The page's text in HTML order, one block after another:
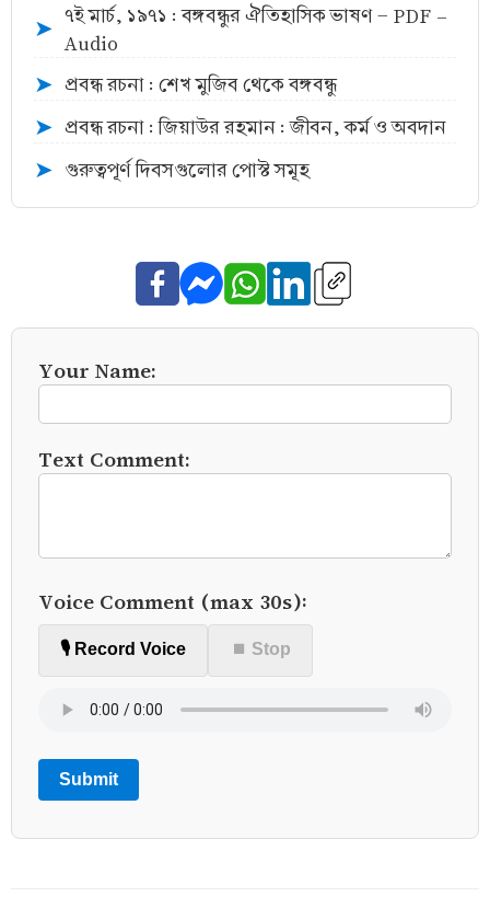
➤
৭ই মার্চ, ১৯৭১ : বঙ্গবন্ধুর ঐতিহাসিক ভাষণ - PDF -
Audio
➤ প্রবন্ধ রচনা : শেখ মুজিব থেকে বঙ্গবন্ধু
➤ প্রবন্ধ রচনা : জিয়াউর রহমান : জীবন, কর্ম ও অবদান
➤ গুরুত্বপূর্ণ দিবসগুলোর পোস্ট সমূহ
Your Name:
Text Comment:
Voice Comment (max 30s):
🎙️ Record Voice ⏹ Stop
Submit